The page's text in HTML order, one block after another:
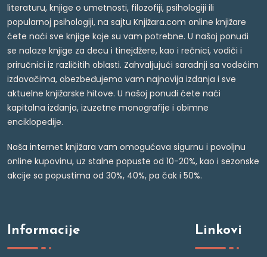
literaturu, knjige o umetnosti, filozofiji, psihologiji ili
popularnoj psihologiji, na sajtu Knjižara.com online knjižare
ćete naći sve knjige koje su vam potrebne. U našoj ponudi
se nalaze knjige za decu i tinejdžere, kao i rečnici, vodiči i
priručnici iz različitih oblasti. Zahvaljujući saradnji sa vodećim
izdavačima, obezbeđujemo vam najnovija izdanja i sve
aktuelne knjižarske hitove. U našoj ponudi ćete naći
kapitalna izdanja, izuzetne monografije i obimne
enciklopedije.
Naša internet knjižara vam omogućava sigurnu i povoljnu
online kupovinu, uz stalne popuste od 10-20%, kao i sezonske
akcije sa popustima od 30%, 40%, pa čak i 50%.
Informacije Linkovi